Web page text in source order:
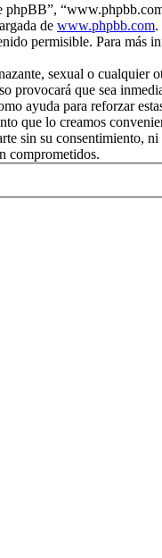
de www.phpbb.com.
permisible. Para más
sexual o
provocará que sea
ayuda para reforzar
que lo creamos
sin su consentimiento,
comprometidos.